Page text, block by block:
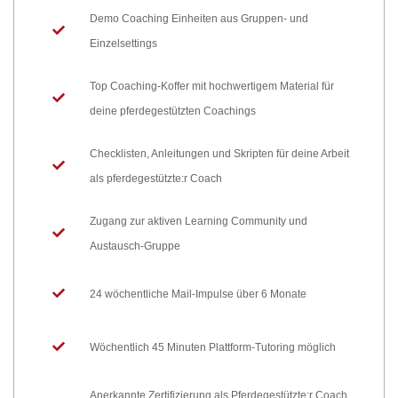
Demo Coaching Einheiten aus Gruppen- und
Einzelsettings
Top Coaching-Koffer mit hochwertigem Material für
deine pferdegestützten Coachings
Checklisten, Anleitungen und Skripten für deine Arbeit
als pferdegestützte:r Coach
Zugang zur aktiven Learning Community und
Austausch-Gruppe
24 wöchentliche Mail-Impulse über 6 Monate
Wöchentlich 45 Minuten Plattform-Tutoring möglich
Anerkannte Zertifizierung als Pferdegestützte:r Coach